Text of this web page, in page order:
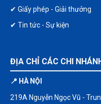
✔ Giấy phép - Giải thưởng
✔ Tin tức - Sự kiện
ĐỊA CHỈ CÁC CHI
📍 HÀ NỘI
219A Nguyễn Ngọc Vũ -